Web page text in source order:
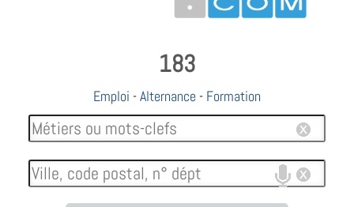
183
Emploi -Alternance - Formation